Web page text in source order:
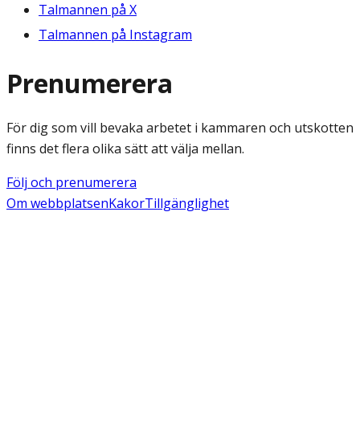
Talmannen på X
Talmannen på Instagram
Prenumerera
För dig som vill bevaka arbetet i kammaren och utskotten
finns det flera olika sätt att välja mellan.
Följ och prenumerera
Om webbplatsenKakorTillgänglighet